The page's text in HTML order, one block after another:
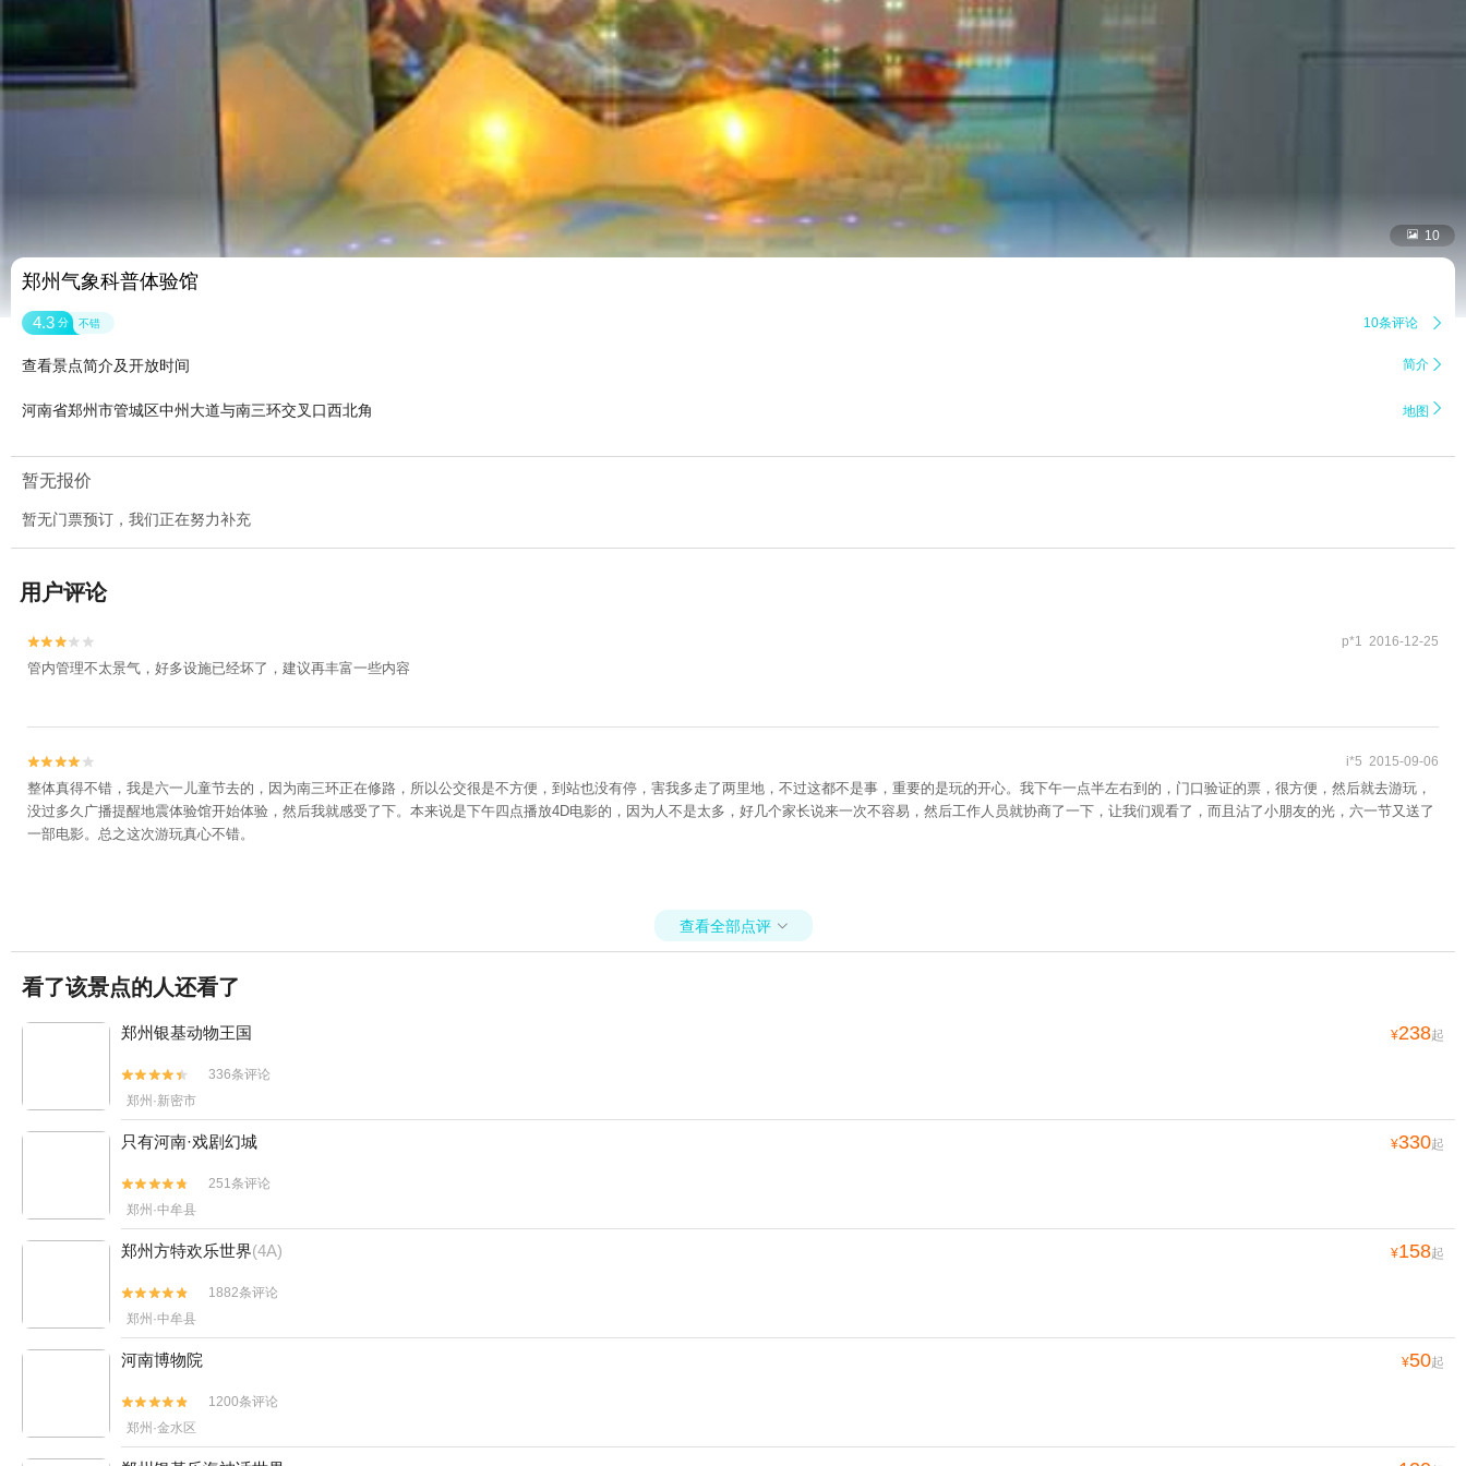
 10
郑州气象科普体验馆
4.3 分 不错 10条评论 
查看景点简介及开放时间 简介 
河南省郑州市管城区中州大道与南三环交叉口西北角 地图 
暂无报价
暂无门票预订，我们正在努力补充
用户评论

 p*1 2016-12-25
管内管理不太景气，好多设施已经坏了，建议再丰富一些内容

 i*5 2015-09-06
整体真得不错，我是六一儿童节去的，因为南三环正在修路，所以公交很是不方便，到站也没有停，害我多走了两里地，不过这都不是事，重要的是玩的开心。我下午一点半左右到的，门口验证的票，很方便，然后就去游玩，
没过多久广播提醒地震体验馆开始体验，然后我就感受了下。本来说是下午四点播放4D电影的，因为人不是太多，好几个家长说来一次不容易，然后工作人员就协商了一下，让我们观看了，而且沾了小朋友的光，六一节又送了
一部电影。总之这次游玩真心不错。
查看全部点评 
看了该景点的人还看了
郑州银基动物王国 ¥238起


336条评论
郑州·新密市
只有河南·戏剧幻城 ¥330起


251条评论
郑州·中牟县
郑州方特欢乐世界(4A) ¥158起


1882条评论
郑州·中牟县
河南博物院 ¥50起


1200条评论
郑州·金水区